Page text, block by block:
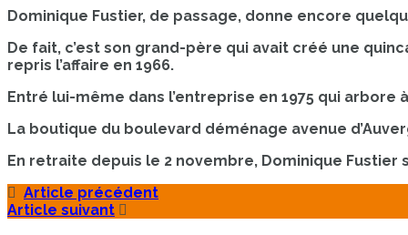
Dominique Fustier, de passage, donne encore
De fait, c’est son grand-père qui avait créé une
repris l’affaire en 1966.
Entré lui-même dans l’entreprise en 1975 qui arbore
La boutique du boulevard déménage avenue
En retraite depuis le 2 novembre, Dominique
Article précédent
Article suivant